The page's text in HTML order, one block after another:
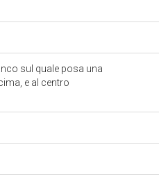
sul quale posa una
e al centro